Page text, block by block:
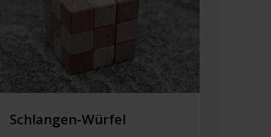
Schlangen-Würfel